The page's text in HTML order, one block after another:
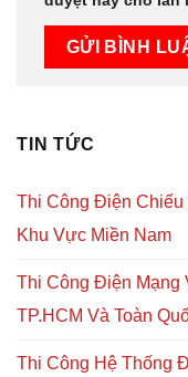
TIN TỨC
Thi Công Điện
Khu Vực Miền Nam
Thi Công Điện Mạng
TP.HCM Và Toàn
Thi Công Hệ Thống